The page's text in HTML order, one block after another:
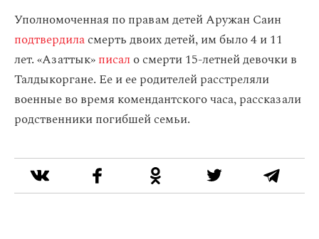
Уполномоченная по правам детей Аружан Саин
подтвердиласмерть двоих детей, им было 4 и 11
лет. «Азаттык»писал о смерти 15-летней девочки в
Талдыкоргане. Ее и ее родителей расстреляли
военные во время комендантского часа, рассказали
родственники погибшей семьи.